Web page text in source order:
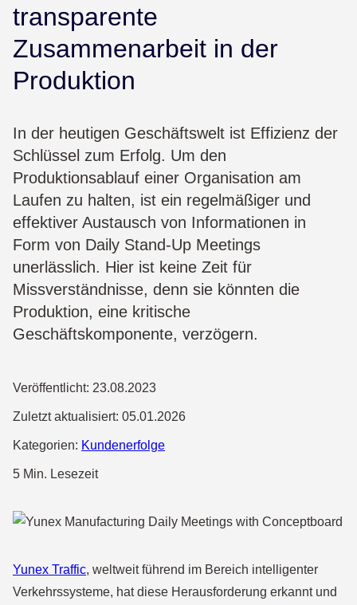
Help Center
transparente
Zusammenarbeit in der
Produktion
In der heutigen Geschäftswelt ist Effizienz der
Schlüssel zum Erfolg. Um den
Produktionsablauf einer Organisation am
Laufen zu halten, ist ein regelmäßiger und
effektiver Austausch von Informationen in
Form von Daily Stand-Up Meetings
unerlässlich. Hier ist keine Zeit für
Missverständnisse, denn sie könnten die
Produktion, eine kritische
Geschäftskomponente, verzögern.
Veröffentlicht: 23.08.2023
Zuletzt aktualisiert: 05.01.2026
Kategorien: Kundenerfolge
5 Min. Lesezeit
Yunex Traffic, weltweit führend im Bereich intelligenter
Verkehrssysteme, hat diese Herausforderung erkannt und